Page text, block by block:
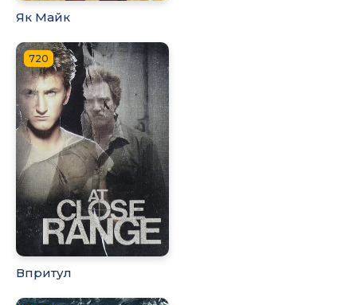
Як Майк
720
Впритул